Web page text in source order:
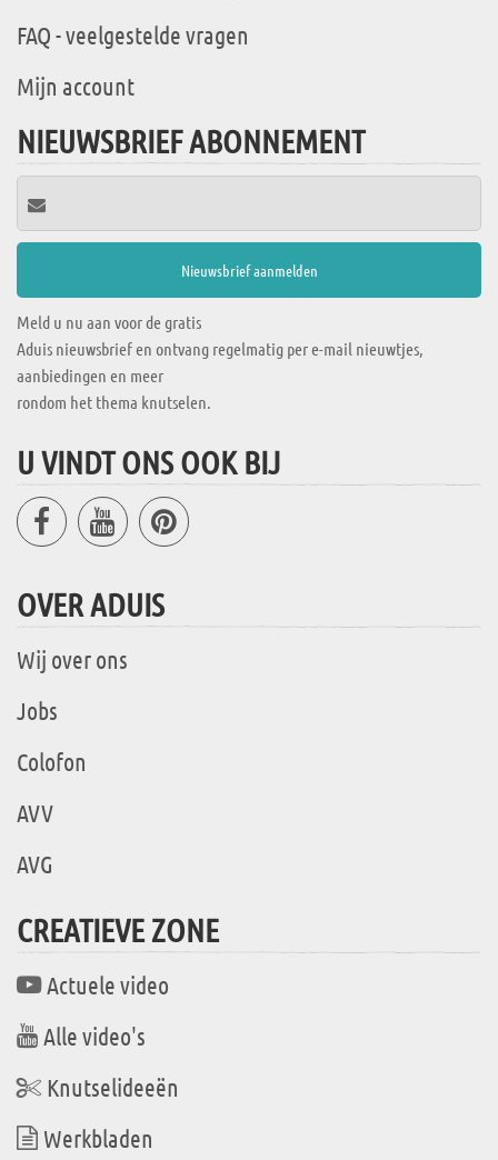
FAQ - veelgestelde vragen
Mijn account
NIEUWSBRIEF ABONNEMENT
Meld u nu aan voor de gratis
Aduis nieuwsbrief en ontvang regelmatig per e-mail nieuwtjes,
aanbiedingen en meer
rondom het thema knutselen.
U VINDT ONS OOK BIJ
OVER ADUIS
Wij over ons
Jobs
Colofon
AVV
AVG
CREATIEVE ZONE
Actuele video
Alle video's
Knutselideeën
Werkbladen